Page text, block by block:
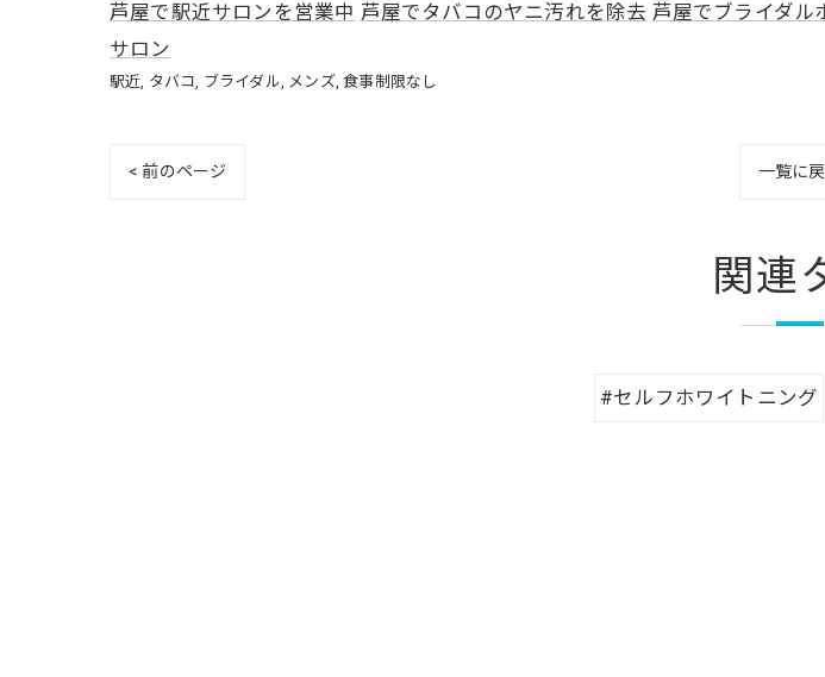
芦屋で駅近サロンを営業中 芦屋でタバコのヤニ汚れを除去 芦屋でブライダル
サロン
駅近 タバコ ブライダル メンズ 食事制限なし
< 前のページ 一覧に
関連
#セルフホワイトニング